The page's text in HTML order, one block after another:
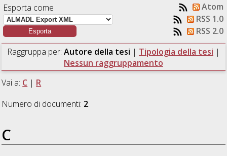
Esporta come
Atom
RSS 1.0
RSS 2.0
Raggruppa per: Autore della tesi | Tipologia della tesi |
Nessun raggruppamento
Vai a: C | R
Numero di documenti: 2.
C